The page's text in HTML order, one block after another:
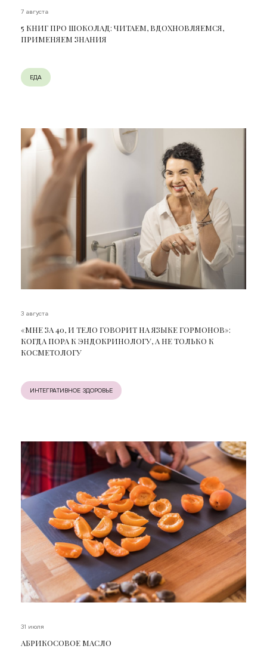
7 августа
5 КНИГ ПРО ШОКОЛАД: ЧИТАЕМ, ВДОХНОВЛЯЕМСЯ,
ПРИМЕНЯЕМ ЗНАНИЯ
ЕДА
3 августа
«МНЕ ЗА 40, И ТЕЛО ГОВОРИТ НА ЯЗЫКЕ ГОРМОНОВ»:
КОГДА ПОРА К ЭНДОКРИНОЛОГУ, А НЕ ТОЛЬКО К
КОСМЕТОЛОГУ
ИНТЕГРАТИВНОЕ ЗДОРОВЬЕ
31 июля
АБРИКОСОВОЕ МАСЛО